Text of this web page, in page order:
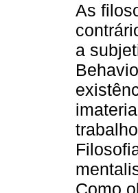
As
a
Como